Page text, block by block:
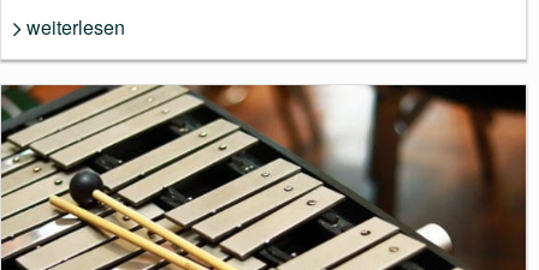
weiterlesen